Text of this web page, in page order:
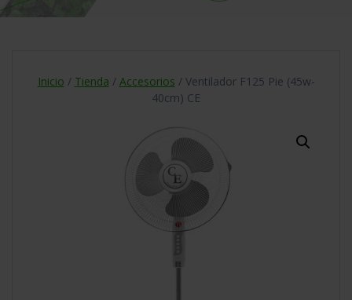
Inicio / Tienda / Accesorios / Ventilador F125 Pie (45w-
40cm) CE